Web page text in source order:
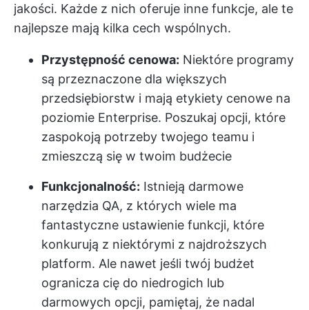
jakości. Każde z nich oferuje inne funkcje, ale te
najlepsze mają kilka cech wspólnych.
Przystępność cenowa: Niektóre programy
są przeznaczone dla większych
przedsiębiorstw i mają etykiety cenowe na
poziomie Enterprise. Poszukaj opcji, które
zaspokoją potrzeby twojego teamu i
zmieszczą się w twoim budżecie
Funkcjonalność: Istnieją darmowe
narzędzia QA, z których wiele ma
fantastyczne ustawienie funkcji, które
konkurują z niektórymi z najdroższych
platform. Ale nawet jeśli twój budżet
ogranicza cię do niedrogich lub
darmowych opcji, pamiętaj, że nadal